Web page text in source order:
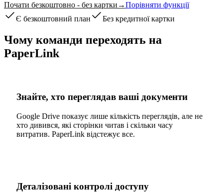
Почати безкоштовно - без картки →Порівняти функції
Є безкоштовний план
Без кредитної картки
Чому команди переходять на
PaperLink
Знайте, хто переглядав ваші документи
Google Drive показує лише кількість переглядів, але не
хто дивився, які сторінки читав і скільки часу
витратив. PaperLink відстежує все.
Деталізовані контролі доступу